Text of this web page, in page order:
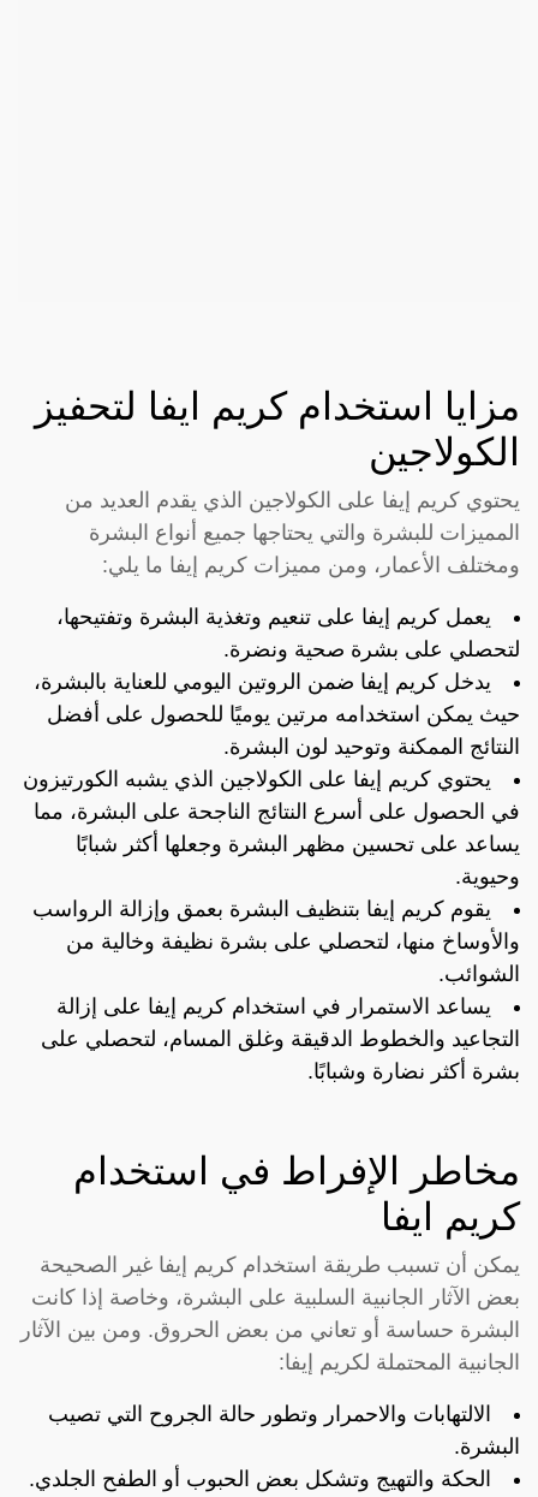
مزايا استخدام كريم ايفا لتحفيز
الكولاجين
يحتوي كريم إيفا على الكولاجين الذي يقدم العديد من
المميزات للبشرة والتي يحتاجها جميع أنواع البشرة
ومختلف الأعمار، ومن مميزات كريم إيفا ما يلي:
يعمل كريم إيفا على تنعيم وتغذية البشرة وتفتيحها،
لتحصلي على بشرة صحية ونضرة.
يدخل كريم إيفا ضمن الروتين اليومي للعناية بالبشرة،
حيث يمكن استخدامه مرتين يوميًا للحصول على أفضل
النتائج الممكنة وتوحيد لون البشرة.
يحتوي كريم إيفا على الكولاجين الذي يشبه الكورتيزون
في الحصول على أسرع النتائج الناجحة على البشرة، مما
يساعد على تحسين مظهر البشرة وجعلها أكثر شبابًا
وحيوية.
يقوم كريم إيفا بتنظيف البشرة بعمق وإزالة الرواسب
والأوساخ منها، لتحصلي على بشرة نظيفة وخالية من
الشوائب.
يساعد الاستمرار في استخدام كريم إيفا على إزالة
التجاعيد والخطوط الدقيقة وغلق المسام، لتحصلي على
بشرة أكثر نضارة وشبابًا.
مخاطر الإفراط في استخدام
كريم ايفا
يمكن أن تسبب طريقة استخدام كريم إيفا غير الصحيحة
بعض الآثار الجانبية السلبية على البشرة، وخاصة إذا كانت
البشرة حساسة أو تعاني من بعض الحروق. ومن بين الآثار
الجانبية المحتملة لكريم إيفا:
الالتهابات والاحمرار وتطور حالة الجروح التي تصيب
البشرة.
الحكة والتهيج وتشكل بعض الحبوب أو الطفح الجلدي.